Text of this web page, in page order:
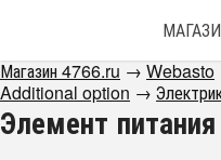
Магазин 4766.ru → Webasto
Additional option →
Элемент